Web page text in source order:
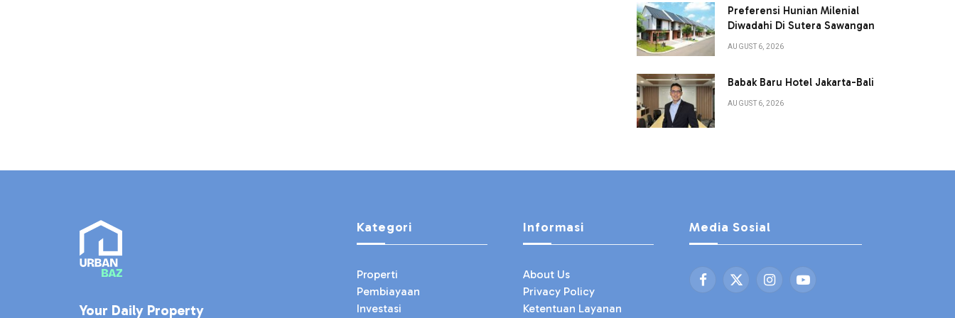
Preferensi Hunian Milenial
Diwadahi Di Sutera Sawangan
AUGUST 6, 2026
Babak Baru Hotel Jakarta-Bali
AUGUST 6, 2026
Your Daily Property
Kategori
Properti
Pembiayaan
Investasi
Informasi
About Us
Privacy Policy
Ketentuan Layanan
Media Sosial
Facebook
X
InstagramYouTube